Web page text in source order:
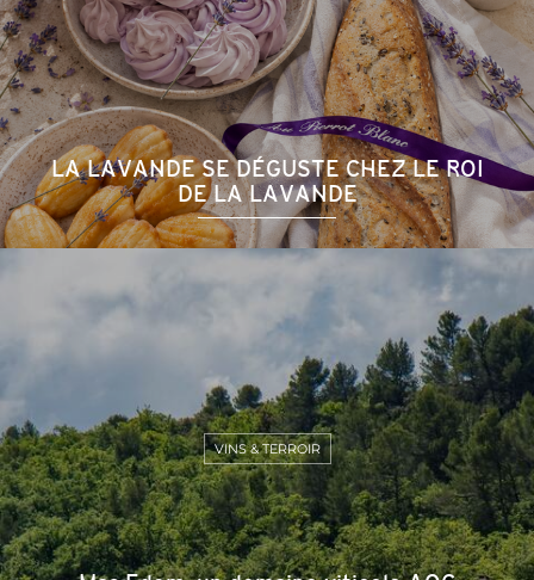
LA LAVANDE SE DÉGUSTE CHEZ LE ROI
DE LA LAVANDE
VINS & TERROIR